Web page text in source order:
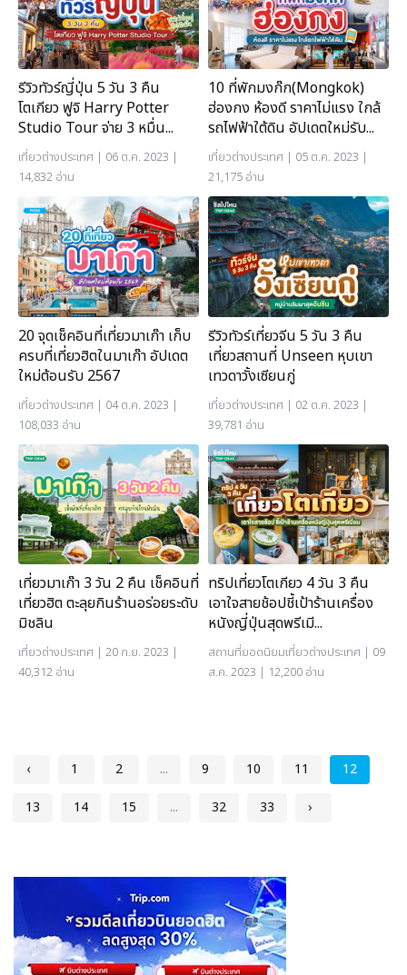
รีวิวทัวร์ญี่ปุ่น 5 วัน 3 คืน
โตเกียว ฟูจิ Harry Potter
Studio Tour จ่าย 3 หมื่น...
เที่ยวต่างประเทศ | 06 ต.ค. 2023 |
14,832 อ่าน
10 ที่พักมงก๊ก(Mongkok)
ฮ่องกง ห้องดี ราคาไม่แรง ใกล้
รถไฟฟ้าใต้ดิน อัปเดตใหม่รับ...
เที่ยวต่างประเทศ | 05 ต.ค. 2023 |
21,175 อ่าน
20 จุดเช็คอินที่เที่ยวมาเก๊า เก็บ
ครบที่เที่ยวฮิตในมาเก๊า อัปเดต
ใหม่ต้อนรับ 2567
เที่ยวต่างประเทศ | 04 ต.ค. 2023 |
108,033 อ่าน
รีวิวทัวร์เที่ยวจีน 5 วัน 3 คืน
เที่ยวสถานที่ Unseen หุบเขา
เทวดาวั้งเซียนกู่
เที่ยวต่างประเทศ | 02 ต.ค. 2023 |
39,781 อ่าน
เที่ยวมาเก๊า 3 วัน 2 คืน เช็คอินที่
เที่ยวฮิต ตะลุยกินร้านอร่อยระดับ
มิชลิน
เที่ยวต่างประเทศ | 20 ก.ย. 2023 |
40,312 อ่าน
ทริปเที่ยวโตเกียว 4 วัน 3 คืน
เอาใจสายช้อปชี้เป้าร้านเครื่อง
หนังญี่ปุ่นสุดพรีเมี...
สถานที่ยอดนิยมเที่ยวต่างประเทศ | 09
ส.ค. 2023 | 12,200 อ่าน
‹ 1 2 ... 9 10 11
12
13
14 15 ... 32 33 ›